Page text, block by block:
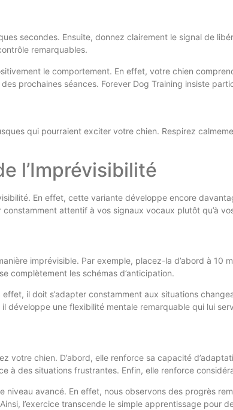
secondes. Ensuite, donnez clairement le signal de
remarquables.
le comportement. En effet, votre chien
prochaines séances. Forever Dog Training insiste
qui pourraient exciter votre chien. Respirez
l’Imprévisibilité
En effet, cette variante développe encore
attentif à vos signaux vocaux plutôt qu’à
imprévisible. Par exemple, placez-la d’abord à 10
complètement les schémas d’anticipation.
effet, il doit s’adapter constamment aux situations
une flexibilité mentale remarquable qui lui
chien. D’abord, elle renforce sa capacité
à des situations frustrantes. Enfin, elle renforce
avancé. En effet, nous observons des progrès
l’exercice transcende le simple apprentissage pour